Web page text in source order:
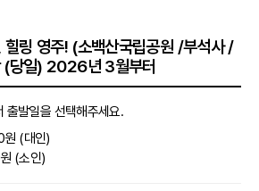
링 영주! (소백산국립공원 /부석사 /
(당일) 2026년 3월부터
출발일을 선택해주세요.
(대인)
(소인)